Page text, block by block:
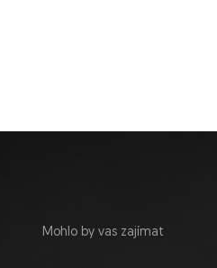
Mohlo by vas zajímat